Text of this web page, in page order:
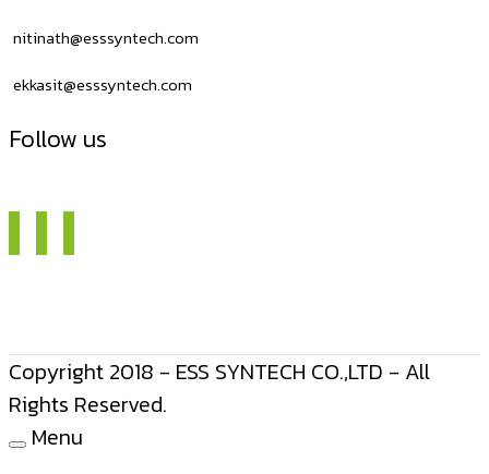
nitinath@esssyntech.com
ekkasit@esssyntech.com
Follow us
Copyright 2018 - ESS SYNTECH CO.,LTD - All
Rights Reserved.
Menu